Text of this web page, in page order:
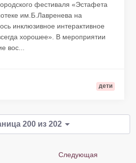
фестиваля «Эстафета
им.Б.Лавренева на
инклюзивное интерактивное
хорошее». В мероприятии
вос...
дети
200 из 202
Следующая